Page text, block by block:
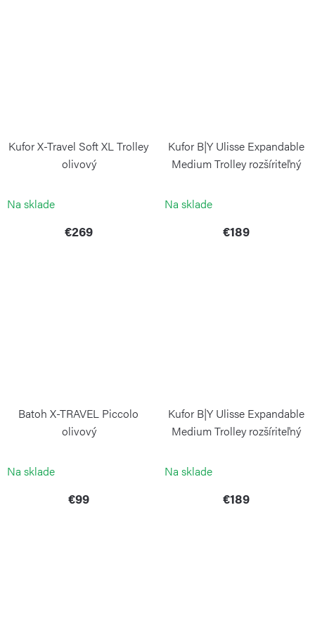
Kufor X-Travel Soft XL Trolley
olivový
Na sklade
€269
Kufor B|Y Ulisse Expandable
Medium Trolley rozšíriteľný
Na sklade
€189
Batoh X-TRAVEL Piccolo
olivový
Na sklade
€99
Kufor B|Y Ulisse Expandable
Medium Trolley rozšíriteľný
Na sklade
€189